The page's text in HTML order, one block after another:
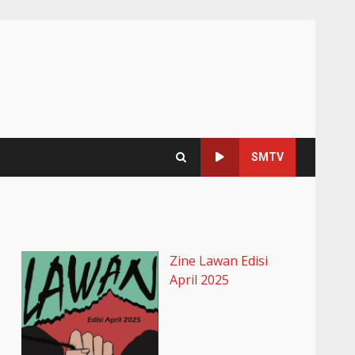
SMTV
Zine Lawan Edisi
April 2025